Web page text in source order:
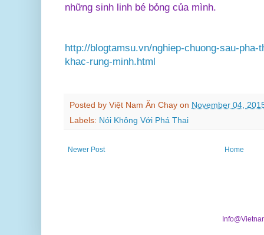
những sinh linh bé bỏng của mình.
http://blogtamsu.vn/nghiep-chuong-sau-
khac-rung-minh.html
Posted by Việt Nam Ăn Chay on November 04,
Labels: Nói Không Với Phá Thai
Newer Post Home